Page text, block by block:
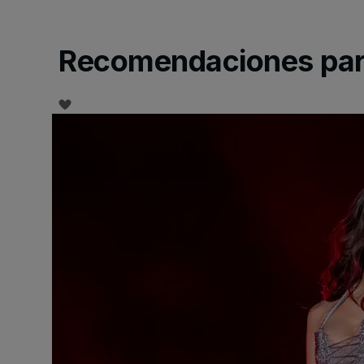
Recomendaciones